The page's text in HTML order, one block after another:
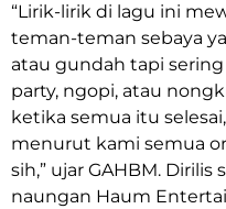
“Lirik-lirik di lagu ini
teman-teman sebaya
atau gundah tapi
party, ngopi, atau
ketika semua itu
menurut kami semua
sih,” ujar GAHBM.
naungan Haum